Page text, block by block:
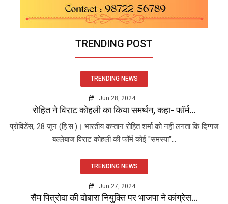
TRENDING POST
TRENDING NEWS
Jun 28, 2024
रोहित ने विराट कोहली का किया समर्थन, कहा- फॉर्म...
प्रोविडेंस, 28 जून (हि.स.)। भारतीय कप्तान रोहित शर्मा को नहीं लगता कि दिग्गज
बल्लेबाज विराट कोहली की फॉर्म कोई "समस्या"...
TRENDING NEWS
Jun 27, 2024
सैम पित्रोदा की दोबारा नियुक्ति पर भाजपा ने कांग्रेस...